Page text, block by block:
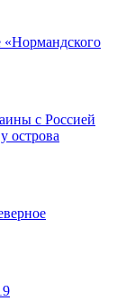
с Россией
острова